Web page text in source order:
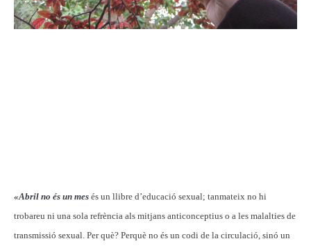
«Abril no és un mes és un llibre d’educació sexual; tanmateix no hi
trobareu ni una sola refrència als mitjans anticonceptius o a les malalties de
transmissió sexual. Per què? Perquè no és un codi de la circulació, sinó un